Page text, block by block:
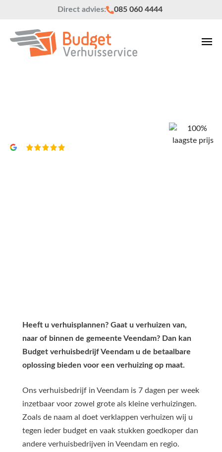
Direct advies: 085 060 4444
Heeft u verhuisplannen? Gaat u verhuizen van,
naar of binnen de gemeente Veendam? Dan kan
Budget verhuisbedrijf Veendam u de betaalbare
oplossing bieden voor een verhuizing op maat.
Ons verhuisbedrijf in Veendam is 7 dagen per week
inzetbaar voor zowel grote als kleine verhuizingen.
Zoals de naam al doet verklappen verhuizen wij u
tegen ieder budget en vaak stukken goedkoper dan
andere verhuisbedrijven in Veendam en regio.